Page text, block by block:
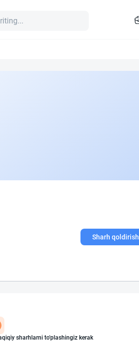
Sharh qoldirish
sharhlarni to'plashingiz kerak